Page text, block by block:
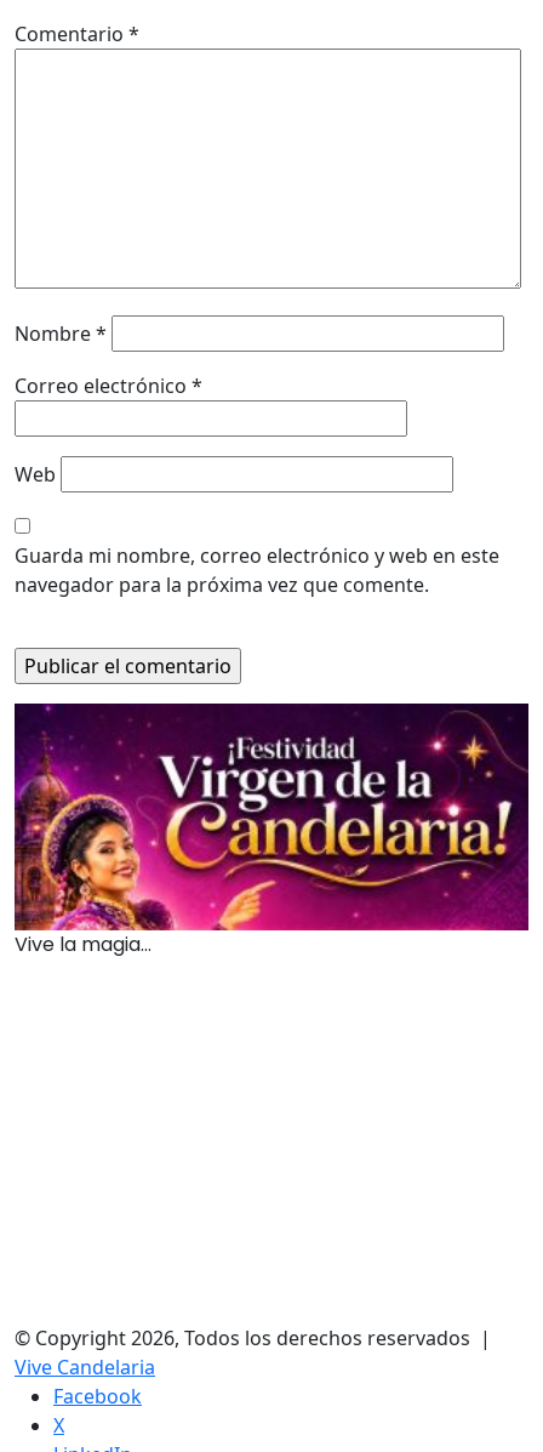
Comentario *
Nombre*
Correo electrónico *
Web
Guarda mi nombre, correo electrónico y web en este
navegador para la próxima vez que comente.
Vive la magia...
© Copyright 2026, Todos los derechos reservados |
Vive Candelaria
Facebook
X